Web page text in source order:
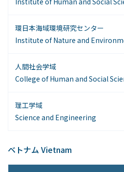
環日本海域環境研究センター
Institute of Nature and
人間社会学域
College of Human and Social
理工学域
Science and Engineering
ベトナム Vietnam